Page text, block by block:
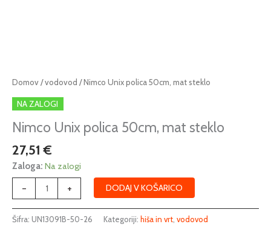
Domov/vodovod / Nimco Unix polica 50cm, mat steklo
NA ZALOGI
Nimco Unix polica 50cm, mat steklo
27,51€
Zaloga: Na zalogi
-
Nimco
Unix
polica
50cm,
steklo
količina
+ DODAJ V KOŠARICO
Šifra: UN13091B-50-26 Kategoriji: hiša in vrt, vodovod